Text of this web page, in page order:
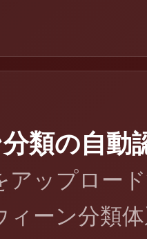
類の自動
アップロー
ィーン分類